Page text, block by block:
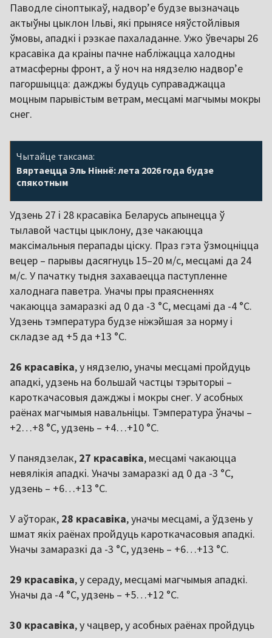
Паводле сіноптыкаў, надвор’е будзе вызначаць
актыўны цыклон Ільві, які прынясе няўстойлівыя
ўмовы, ападкі і рэзкае пахаладанне. Ужо ўвечары 26
красавіка да краіны пачне набліжацца халодны
атмасферны фронт, а ў ноч на нядзелю надвор’е
пагоршыцца: дажджы будуць суправаджацца
моцным парывістым ветрам, месцамі магчымы мокры
снег.
Чытайце таксама:
Вяртаецца Эль Ніннё: лета 2026 года будзе
спякотным
Удзень 27 і 28 красавіка Беларусь апынецца ў
тылавой частцы цыклону, дзе чакаюцца
максімальныя перапады ціску. Праз гэта ўзмоцніцца
вецер – парывы дасягнуць 15–20 м/с, месцамі да 24
м/с. У пачатку тыдня захаваецца паступленне
халоднага паветра. Уначы пры праясненнях
чакаюцца замаразкі ад 0 да -3 °C, месцамі да -4 °C.
Удзень тэмпература будзе ніжэйшая за норму і
складзе ад +5 да +13 °C.
26 красавіка, у нядзелю, уначы месцамі пройдуць
ападкі, удзень на большай частцы тэрыторыі –
кароткачасовыя дажджы і мокры снег. У асобных
раёнах магчымыя навальніцы. Тэмпература ўначы –
+2…+8 °C, удзень – +4…+10 °C.
У панядзелак, 27 красавіка, месцамі чакаюцца
невялікія ападкі. Уначы замаразкі ад 0 да -3 °C,
удзень – +6…+13 °C.
У аўторак, 28 красавіка, уначы месцамі, а ўдзень у
шмат якіх раёнах пройдуць кароткачасовыя ападкі.
Уначы замаразкі да -3 °C, удзень – +6…+13 °C.
29 красавіка, у сераду, месцамі магчымыя ападкі.
Уначы да -4 °C, удзень – +5…+12 °C.
30 красавіка, у чацвер, у асобных раёнах пройдуць